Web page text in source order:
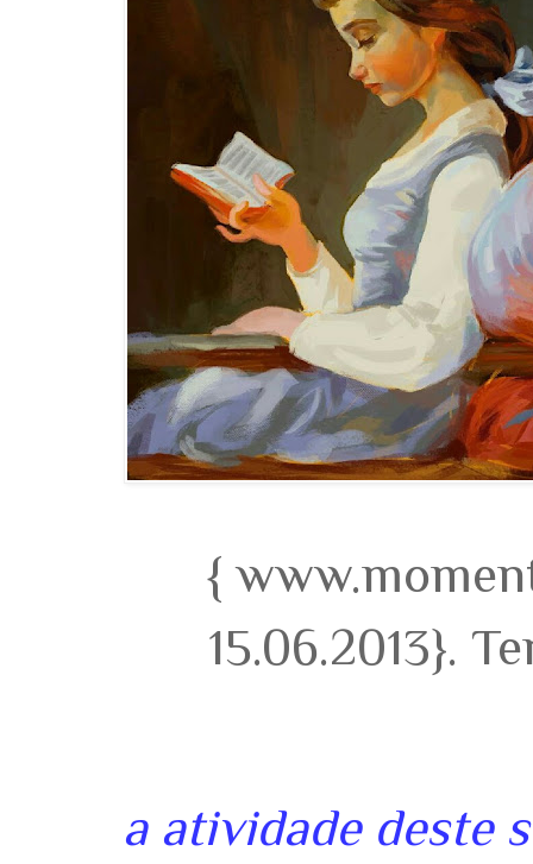
{
15.06.2013}.
a atividade deste